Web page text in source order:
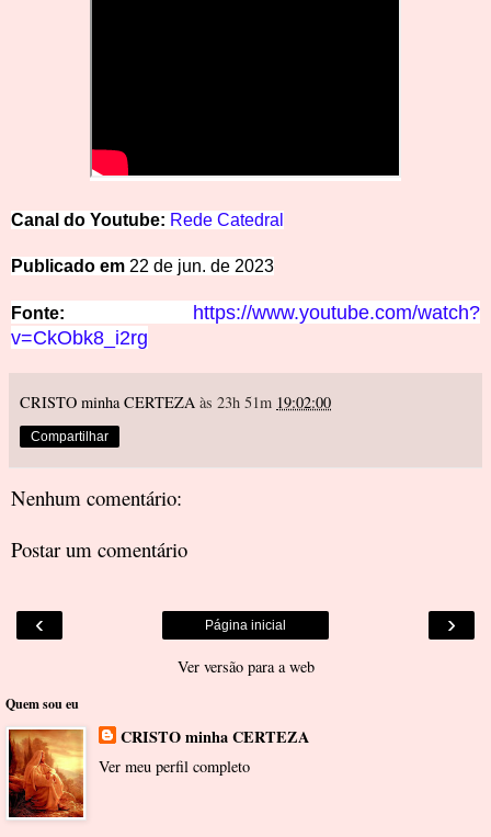
Canal do Youtube: Rede Catedral
Publicado em 22 de jun. de 2023
Fonte:
https://www.youtube.com/watch?
v=CkObk8_i2rg
CRISTO minha CERTEZA às 23h 51m 19:02:00
Compartilhar
Nenhum comentário:
Postar um comentário
‹ ›
Página inicial
Ver versão para a web
Quem sou eu
CRISTO minha CERTEZA
Ver meu perfil completo